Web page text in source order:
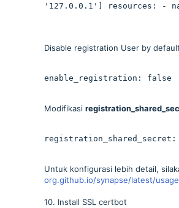
'127.0.0.1'] resources: -
Disable registration User by
enable_registration: false
Modifikasi
registration_shared_secret:
Untuk konfigurasi lebih detail,
org.github.io/synapse/latest/
10. Install SSL certbot